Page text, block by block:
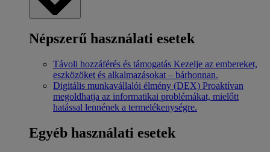
Népszerű használati esetek
Távoli hozzáférés és támogatás Kezelje az embereket,
eszközöket és alkalmazásokat – bárhonnan.
Digitális munkavállalói élmény (DEX) Proaktívan
megoldhatja az informatikai problémákat, mielőtt
hatással lennének a termelékenységre.
Egyéb használati esetek